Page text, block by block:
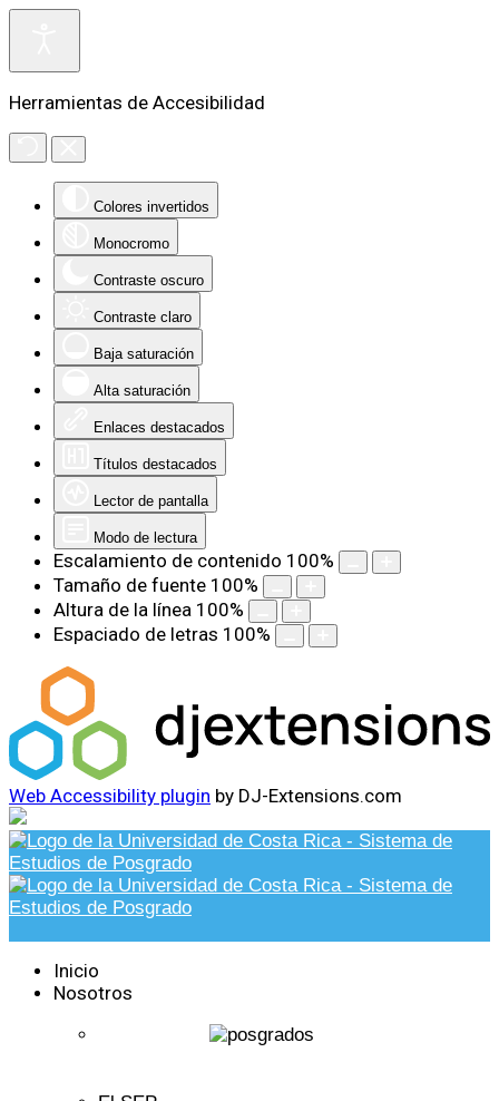
Herramientas de Accesibilidad
Colores invertidos
Monocromo
Contraste oscuro
Contraste claro
Baja saturación
Alta saturación
Enlaces destacados
Títulos destacados
Lector de pantalla
Modo de lectura
Escalamiento de contenido 100%
Tamaño de fuente 100%
Altura de la línea 100%
Espaciado de letras 100%
Web Accessibility plugin by DJ-Extensions.com
Inicio
Nosotros